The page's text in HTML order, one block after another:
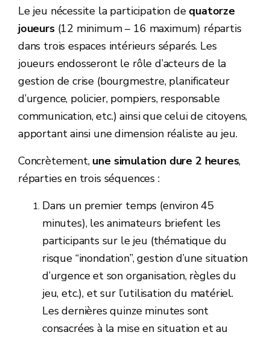
Le jeu nécessite la participation de quatorze
joueurs(12 minimum – 16 maximum) répartis
dans trois espaces intérieurs séparés. Les
joueurs endosseront le rôle d’acteurs de la
gestion de crise (bourgmestre, planificateur
d’urgence, policier, pompiers, responsable
communication, etc.) ainsi que celui de citoyens,
apportant ainsi une dimension réaliste au jeu.
Concrètement, une simulation dure 2 heures,
réparties en trois séquences :
Dans un premier temps (environ 45
minutes), les animateurs briefent les
participants sur le jeu (thématique du
risque “inondation”, gestion d’une situation
d’urgence et son organisation, règles du
jeu, etc.), et sur l’utilisation du matériel.
Les dernières quinze minutes sont
consacrées à la mise en situation et au